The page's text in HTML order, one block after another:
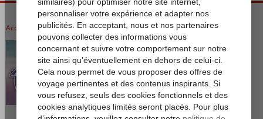
Accueil Only Adult Voyages